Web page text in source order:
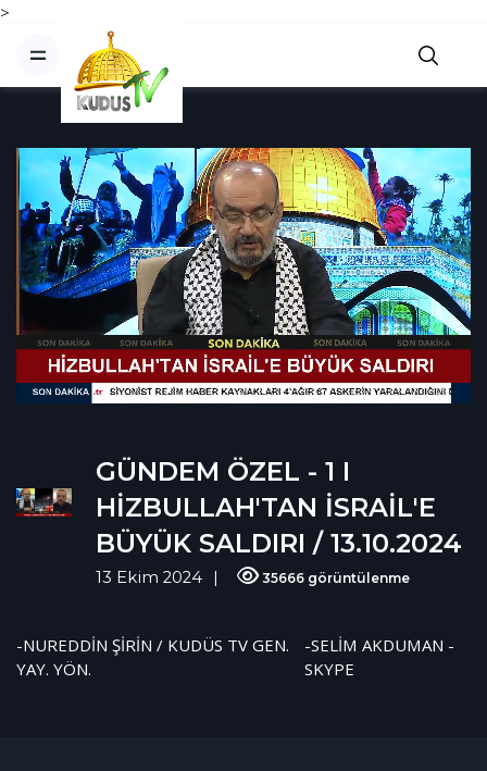
>
GÜNDEM ÖZEL - 1 I
HİZBULLAH'TAN İSRAİL'E
BÜYÜK SALDIRI / 13.10.2024
13 Ekim 2024 35666 görüntülenme
-NUREDDİN ŞİRİN / KUDÜS TV GEN.
YAY. YÖN.
-SELİM AKDUMAN -
SKYPE